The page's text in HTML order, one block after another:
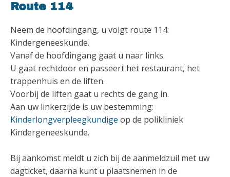
Route 114
Neem de hoofdingang, u volgt route 114:
Kindergeneeskunde.
Vanaf de hoofdingang gaat u naar links.
U gaat rechtdoor en passeert het restaurant, het
trappenhuis en de liften.
Voorbij de liften gaat u rechts de gang in.
Aan uw linkerzijde is uw bestemming:
Kinderlongverpleegkundige op de polikliniek
Kindergeneeskunde.
Bij aankomst meldt u zich bij de aanmeldzuil met uw
dagticket, daarna kunt u plaatsnemen in de